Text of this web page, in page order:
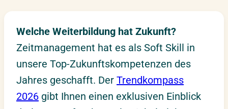
Welche Weiterbildung hat Zukunft?
Zeitmanagement hat es als Soft Skill in
unsere Top-Zukunftskompetenzen des
Jahres geschafft. Der Trendkompass
2026 gibt Ihnen einen exklusiven Einblick